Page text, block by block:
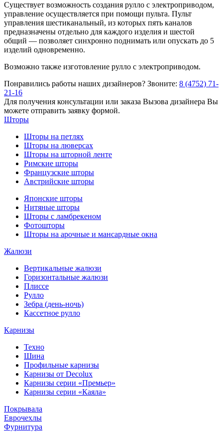
Существует возможность создания рулло с электроприводом,
управление осуществляется при помощи пульта. Пульт
управления шестиканальный, из которых пять каналов
предназначены отдельно для каждого изделия и шестой
общий — позволяет синхронно поднимать или опускать до 5
изделий одновременно.
Возможно также изготовление рулло с электроприводом.
Понравились работы наших дизайнеров? Звоните: 8 (4752) 71-
21-16
Для получения консультации или заказа Вызова дизайнера Вы
можете отправить заявку формой.
Шторы
Шторы на петлях
Шторы на люверсах
Шторы на шторной ленте
Римские шторы
Французские шторы
Австрийские шторы
Японские шторы
Нитяные шторы
Шторы с ламбрекеном
Фотошторы
Шторы на арочные и мансардные окна
Жалюзи
Вертикальные жалюзи
Горизонтальные жалюзи
Плиссе
Рулло
Зебра (день-ночь)
Кассетное рулло
Карнизы
Техно
Шина
Профильные карнизы
Карнизы от Decolux
Карнизы серии «Премьер»
Карнизы серии «Каяла»
Покрывала
Еврочехлы
Фурнитура